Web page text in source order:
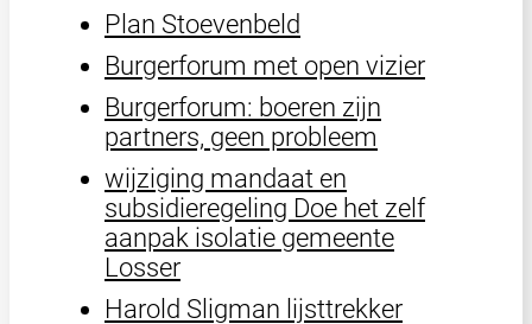
Plan Stoevenbeld
Burgerforum met open vizier
Burgerforum: boeren zijn
partners, geen probleem
wijziging mandaat en
subsidieregeling Doe het zelf
aanpak isolatie gemeente
Losser
Harold Sligman lijsttrekker